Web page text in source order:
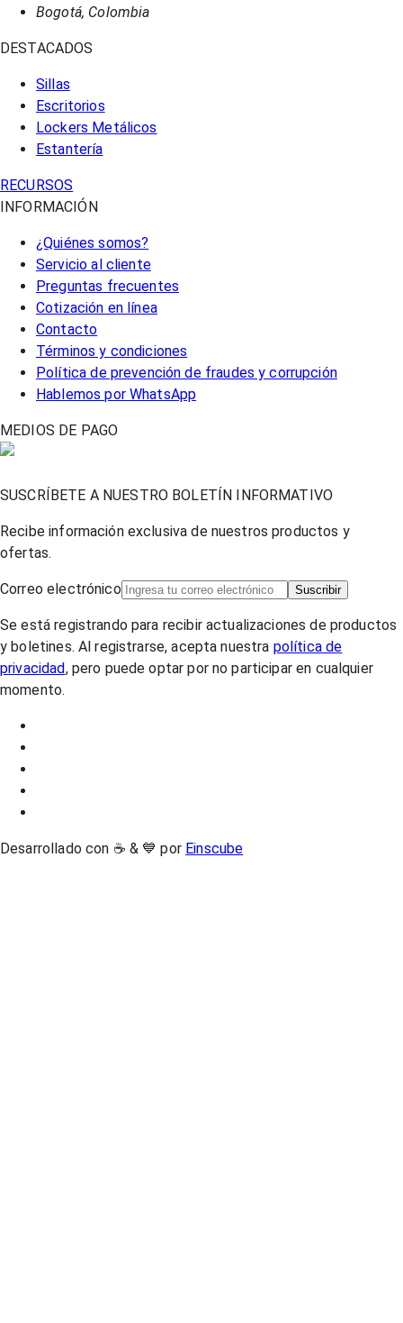
Bogotá, Colombia
DESTACADOS
Sillas
Escritorios
Lockers Metálicos
Estantería
RECURSOS
INFORMACIÓN
¿Quiénes somos?
Servicio al cliente
Preguntas frecuentes
Cotización en línea
Contacto
Términos y condiciones
Política de prevención de fraudes y corrupción
Hablemos por WhatsApp
MEDIOS DE PAGO
SUSCRÍBETE A NUESTRO BOLETÍN INFORMATIVO
Recibe información exclusiva de nuestros productos y
ofertas.
Correo electrónico Suscribir
Se está registrando para recibir actualizaciones de productos
y boletines. Al registrarse, acepta nuestra política de
privacidad, pero puede optar por no participar en cualquier
momento.
Desarrollado con ☕ & 💙 por Einscube